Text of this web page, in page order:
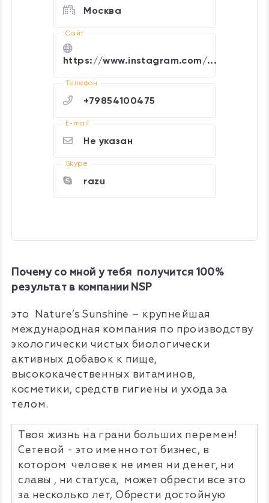
Москва
Cайт
https://www.instagram.com/...
Телефон
+79854100475
E-mail
Не указан
Skype
razu
Почему со мной у тебя получится 100%
результат в компании NSP
это Nature’s Sunshine – крупнейшая
международная компания по производству
экологически чистых биологически
активных добавок к пище,
высококачественных витаминов,
косметики, средств гигиены и ухода за
телом.
Твоя жизнь на грани больших перемен!
Сетевой - это именно тот бизнес, в
котором человек не имея ни денег, ни
славы , ни статуса, может обрести все это
за несколько лет, Обрести достойную